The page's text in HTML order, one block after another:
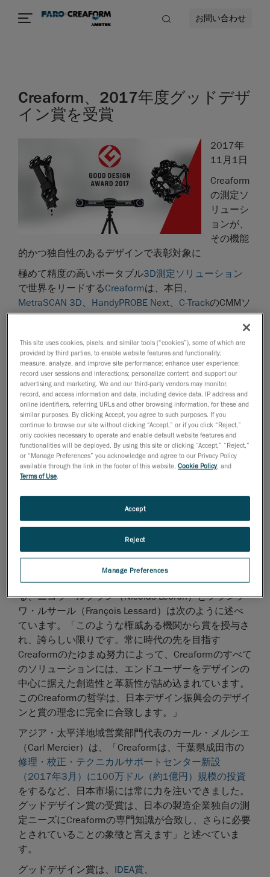
お問い合わせ
Creaform、2017年度グッドデザ
イン賞を受賞
2017年
11月1日
Creaform
の測定ソ
リューシ
ョンが、
その機能
的かつ独自性のあるデザインで表彰対象に
極めて精度の高いポータブル3D測定ソリューション
で世界をリードするCreaformは、本日、
MetraSCAN 3D、 HandyPROBE Next、 C-TrackのCMMソ
リューションおよび3Dスキャナーが、
を受賞したと発表しまし
た。
公益財団法人日本デザイン振興会 が主催する
グッドデザイン賞には、幅広い領域からの応募があ
り、毎年約1,200件が受賞しています。応募製品はそ
のデザインの美しさだけでなく、設計プロセス、アイ
デアや適用可能性も審査されます。
グッドデザイン賞審査員は、「本製品は、光学方式と
触針方式により、近年さまざまな産業で必要となって
いる高精度な3次元形状計測を可能にしている。光学
測に、どの方向からでも座標測定に必要な複数のマー
カが認識できる、多数のマーカを設置した球状のフレ
の自由度を達成するなど、機能性とユニークなデザイ
ンを評価した」と述べています。
Creaformのシニアインダストリアルデザイナーであ
る、ニコラ・ルブラン（Nicolas Lebrun）とフランソ
ワ・ルサール（François Lessard）は次のように述べ
ています。「このような権威ある機関から賞を授与さ
れ、誇らしい限りです。常に時代の先を目指す
Creaformのたゆまぬ努力によって、Creaformのすべて
のソリューションには、エンドユーザーをデザインの
中心に据えた創造性と革新性が詰め込まれています。
このCreaformの哲学は、日本デザイン振興会のデザイ
ンと賞の理念に完全に合致します。」
アジア・太平洋地域営業部門代表のカール・メルシエ
（Carl Mercier）は、「Creaformは、千葉県成田市の
修理・校正・テクニカルサポートセンター新設
（2017年3月）に100万ドル（約1億円）規模の投資
をするなど、日本市場には常に力を注いできました。
グッドデザイン賞の受賞は、日本の製造企業独自の測
定ニーズにCreaformの専門知識が合致し、さらに必要
とされていることの象徴と言えます」と述べていま
す。
グッドデザイン賞は、 IDEA賞、
This site uses cookies, pixels, and similar tools (“cookies”), some of which are
provided by third parties, to enable website features and functionality;
measure, analyze, and improve site performance; enhance user experience;
record user sessions and interactions; personalize content; and support our
advertising and marketing. We and our third-party vendors may monitor,
record, and access information and data, including device data, IP address and
online identifiers, referring URLs and other browsing information, for these and
similar purposes. By clicking Accept, you agree to such purposes. If you
continue to browse our site without clicking “Accept,” or if you click “Reject,”
only cookies necessary to operate and enable default website features and
functionalities will be deployed. By using this site or clicking “Accept,” “Reject,”
or “Manage Preferences” you acknowledge and agree to our Privacy Policy
available through the link in the footer of this website,Cookie Policy, and
Terms of Use
Manage Preferences
Reject
Accept